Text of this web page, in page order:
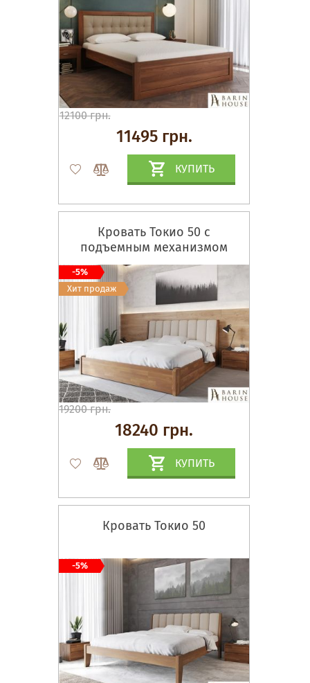
12100 грн.
11495 грн.
КУПИТЬ
Кровать Токио 50 с
подъемным механизмом
19200 грн.
18240 грн.
КУПИТЬ
-5%
Хит продаж
Кровать Токио 50
-5%